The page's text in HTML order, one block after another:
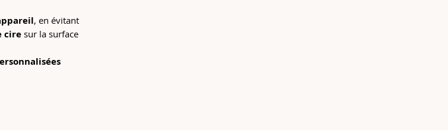
, en évitant
ciresur la surface